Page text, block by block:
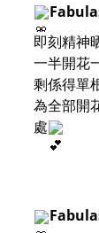
即刻精神
一半開花
剩係得單
為全部開
處